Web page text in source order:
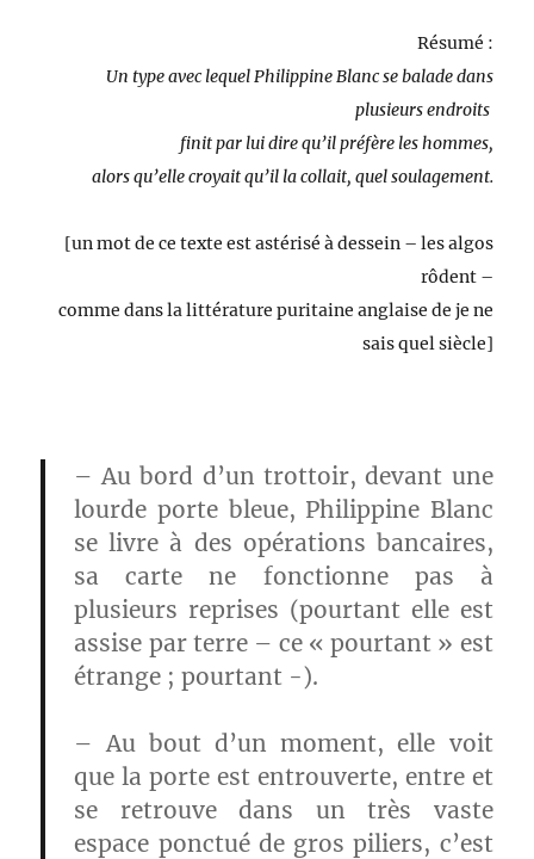
Résumé :
Un type avec lequel Philippine Blanc se balade dans
plusieurs endroits
finit par lui dire qu’il préfère les hommes,
alors qu’elle croyait qu’il la collait, quel soulagement.
[un mot de ce texte est astérisé à dessein – les algos
rôdent –
comme dans la littérature puritaine anglaise de je ne
sais quel siècle]
– Au bord d’un trottoir, devant une
lourde porte bleue, Philippine Blanc
se livre à des opérations bancaires,
sa carte ne fonctionne pas à
plusieurs reprises (pourtant elle est
assise par terre – ce « pourtant » est
étrange ; pourtant -).
– Au bout d’un moment, elle voit
que la porte est entrouverte, entre et
se retrouve dans un très vaste
espace ponctué de gros piliers, c’est